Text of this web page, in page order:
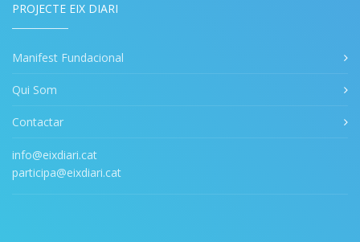
PROJECTE EIX DIARI
Manifest Fundacional
Qui Som
Contactar
info@eixdiari.cat
participa@eixdiari.cat